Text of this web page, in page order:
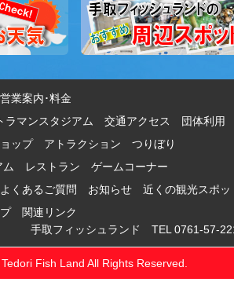
営業案内･料金
マンスタジアム
交通アクセス
団体利用
ップ アトラクション
つりぼり
レストラン
ゲームコーナー
よくあるご質問 お知らせ
近くの観光スポッ
関連リンク
手取フィッシュランド TEL 0761-57-
Fish Land All Rights Reserved.